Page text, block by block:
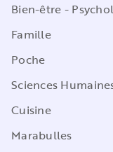
Bien-être -
Famille
Poche
Sciences
Cuisine
Marabulles